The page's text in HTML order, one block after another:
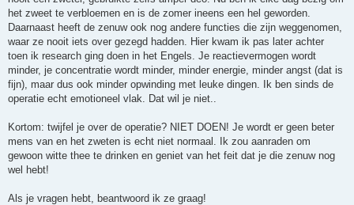
het zweet te verbloemen en is de zomer ineens een hel geworden.
Daarnaast heeft de zenuw ook nog andere functies die zijn weggenomen,
waar ze nooit iets over gezegd hadden. Hier kwam ik pas later achter
toen ik research ging doen in het Engels. Je reactievermogen wordt
minder, je concentratie wordt minder, minder energie, minder angst (dat is
fijn), maar dus ook minder opwinding met leuke dingen. Ik ben sinds de
operatie echt emotioneel vlak. Dat wil je niet..
Kortom: twijfel je over de operatie? NIET DOEN! Je wordt er geen beter
mens van en het zweten is echt niet normaal. Ik zou aanraden om
gewoon witte thee te drinken en geniet van het feit dat je die zenuw nog
wel hebt!
Als je vragen hebt, beantwoord ik ze graag!